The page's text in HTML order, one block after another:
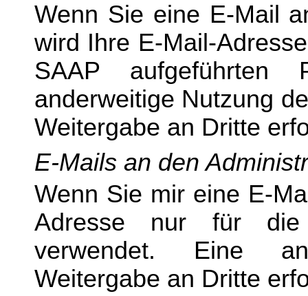
Wenn Sie eine E-Mail
wird Ihre E-Mail-
SAAP
anderweitige Nutzung
Weitergabe an Dritte
E-Mails an den
Wenn Sie mir eine E-
Adresse nur für die
verwendet. Eine
Weitergabe an Dritte